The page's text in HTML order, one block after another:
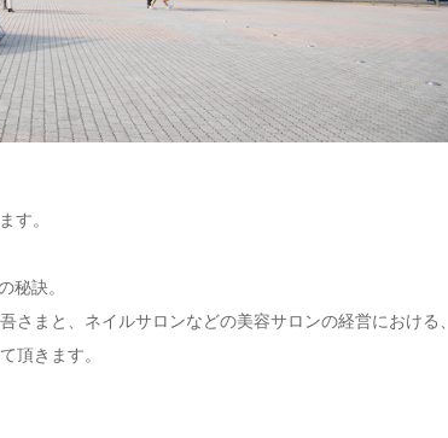
す。
秘訣。
さまと、ネイルサロンなどの美容サロンの経営における、
頂きます。